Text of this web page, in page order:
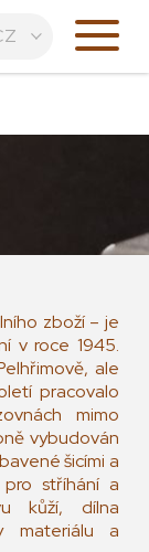
zboží – je
v roce 1945.
ale
pracovalo
mimo
vybudován
šicími a
pro stříhání a
kůží, dílna
materiálu a